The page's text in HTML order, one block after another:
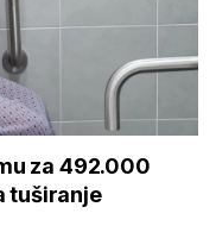
za 492.000
tuširanje